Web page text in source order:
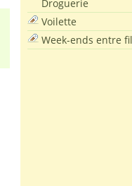
Droguerie
Voilette
Week-ends entre